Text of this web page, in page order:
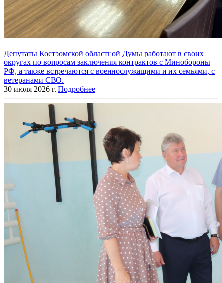
Депутаты Костромской областной Думы работают в своих
округах по вопросам заключения контрактов с Минобороны
РФ, а также встречаются с военнослужащими и их семьями, с
ветеранами СВО.
30 июля 2026 г. Подробнее